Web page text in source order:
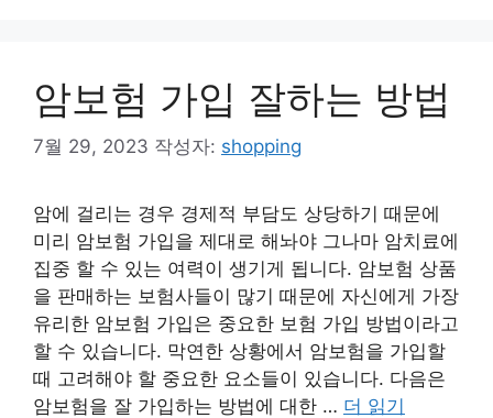
암보험 가입 잘하는 방법
7월 29, 2023 작성자: shopping
암에 걸리는 경우 경제적 부담도 상당하기 때문에
미리 암보험 가입을 제대로 해놔야 그나마 암치료에
집중 할 수 있는 여력이 생기게 됩니다. 암보험 상품
을 판매하는 보험사들이 많기 때문에 자신에게 가장
유리한 암보험 가입은 중요한 보험 가입 방법이라고
할 수 있습니다. 막연한 상황에서 암보험을 가입할
때 고려해야 할 중요한 요소들이 있습니다. 다음은
암보험을 잘 가입하는 방법에 대한 … 더 읽기